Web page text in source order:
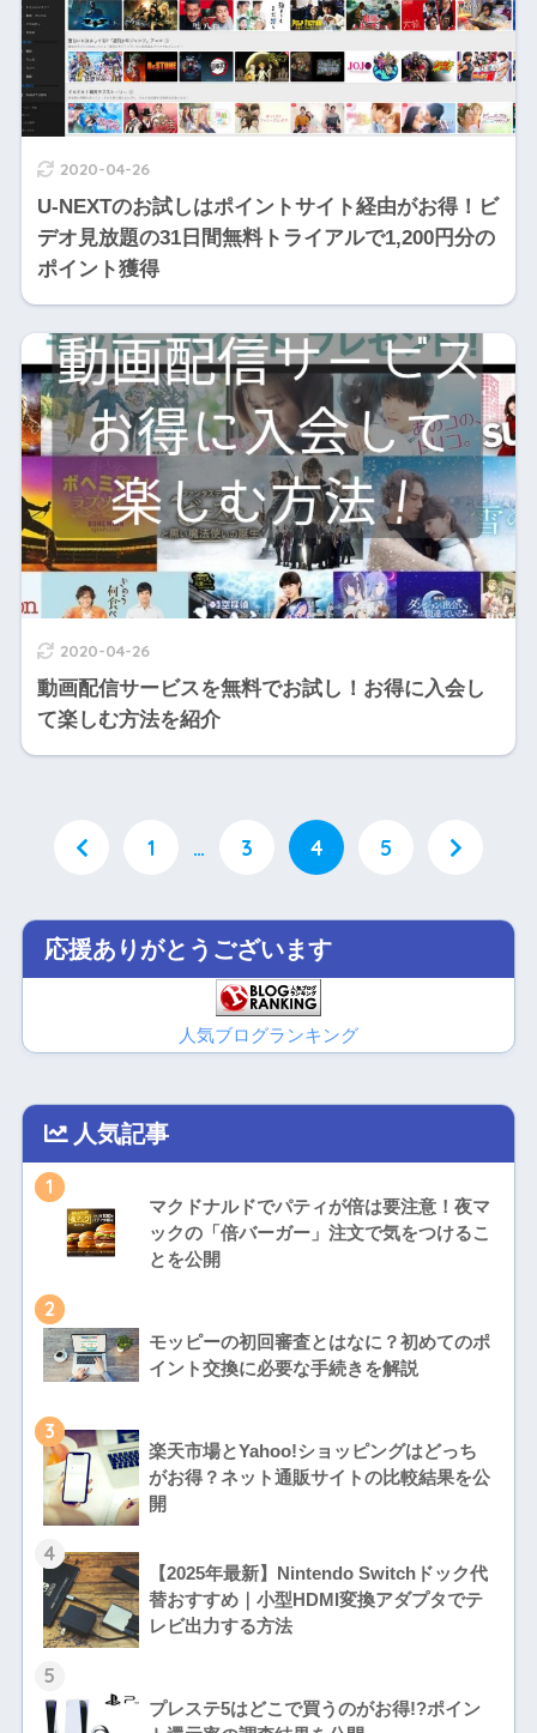
2020-04-26
U-NEXTのお試しはポイントサイト経由がお得！ビ
デオ見放題の31日間無料トライアルで1,200円分の
ポイント獲得
2020-04-26
動画配信サービスを無料でお試し！お得に入会し
て楽しむ方法を紹介
1 … 3 4 5
応援ありがとうございます
人気ブログランキング
人気記事
1
マクドナルドでパティが倍は要注意！夜マ
ックの「倍バーガー」注文で気をつけるこ
とを公開
2
モッピーの初回審査とはなに？初めてのポ
イント交換に必要な手続きを解説
3
楽天市場とYahoo!ショッピングはどっち
がお得？ネット通販サイトの比較結果を公
開
4
【2025年最新】Nintendo Switchドック代
替おすすめ｜小型HDMI変換アダプタでテ
レビ出力する方法
5
プレステ5はどこで買うのがお得!?ポイン